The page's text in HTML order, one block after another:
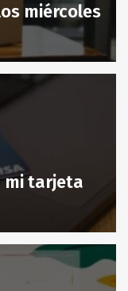
miércoles
mi tarjeta